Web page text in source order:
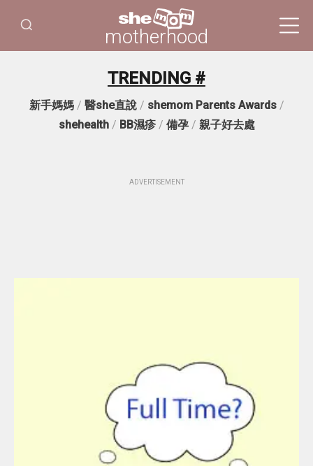
motherhood
TRENDING #
新手媽媽/ 醫she直說/ shemom Parents Awards/
shehealth/ BB濕疹/ 備孕/ 親子好去處
ADVERTISEMENT